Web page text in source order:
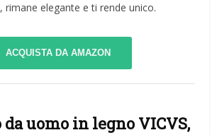
rimane elegante e ti rende unico.
ACQUISTA DA AMAZON
da uomo in legno VICVS,